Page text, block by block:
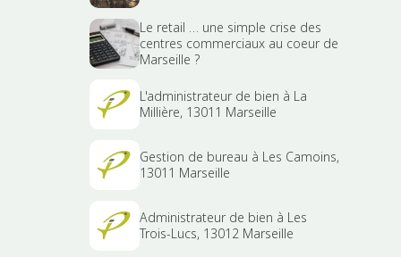
Le retail … une simple crise des
centres commerciaux au coeur de
Marseille ?
L'administrateur de bien à La
Millière, 13011 Marseille
Gestion de bureau à Les Camoins,
13011 Marseille
Administrateur de bien à Les
Trois-Lucs, 13012 Marseille